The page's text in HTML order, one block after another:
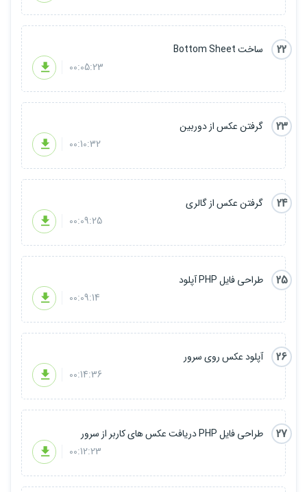
22
ساخت Bottom Sheet
00:05:23
23
گرفتن عکس از دوربین
00:10:32
24
گرفتن عکس از گالری
00:09:25
25
طراحی فایل PHP آپلود
00:09:14
26
آپلود عکس روی سرور
00:14:36
27
طراحی فایل PHP دریافت عکس های کاربر از سرور
00:12:23